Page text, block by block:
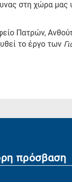
στη χώρα μας
Πατρών,
το έργο των
πρόσβαση